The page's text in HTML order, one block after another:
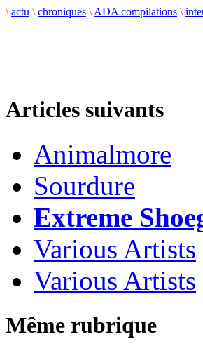
\ actu \ chroniques \ ADA compilations \
Articles suivants
Animalmore
Sourdure
Extreme
Various Artists
Various Artists
Même rubrique